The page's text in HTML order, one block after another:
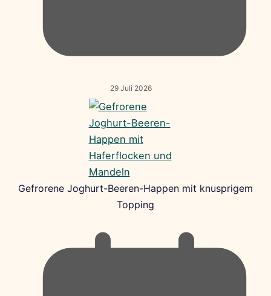
29 Juli 2026
Gefrorene Joghurt-Beeren-Happen mit knusprigem
Topping